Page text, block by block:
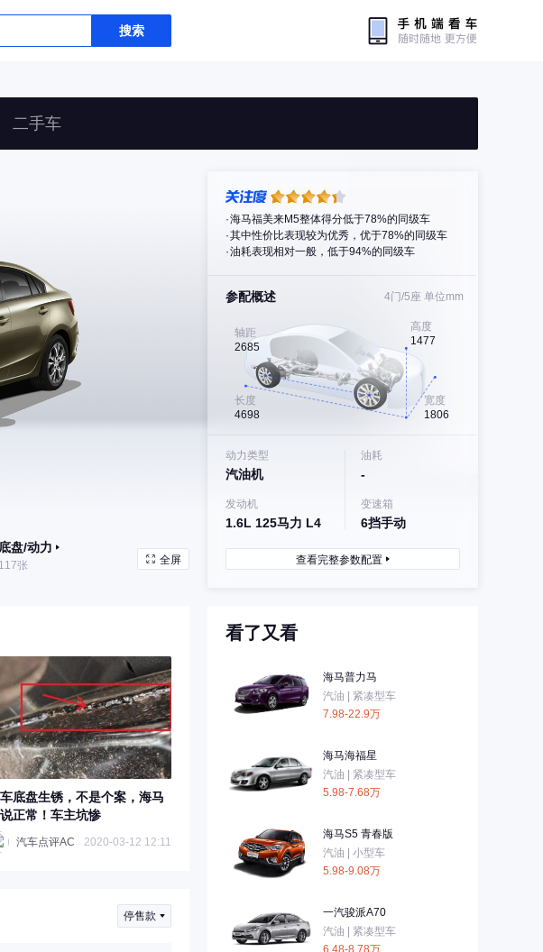
搜索
二手车
底盘/动力
117张 全屏
海马福美来M5整体得分低于78%的同级车
其中性价比表现较为优秀，优于78%的同级车
油耗表现相对一般，低于94%的同级车
参配概述 4门/5座 单位mm
轴距
2685
高度
1477
长度
4698
宽度
1806
动力类型
汽油机
油耗
-
发动机
1.6L 125马力 L4
变速箱
6挡手动
查看完整参数配置
底盘生锈，不是个案，海马
正常！车主坑惨
汽车点评AC 2020-03-12 12:11
停售款
看了又看
海马普力马
汽油 | 紧凑型车
7.98-22.9万
海马海福星
汽油 | 紧凑型车
5.98-7.68万
海马S5 青春版
汽油 | 小型车
5.98-9.08万
一汽骏派A70
汽油 | 紧凑型车
6.48-8.78万